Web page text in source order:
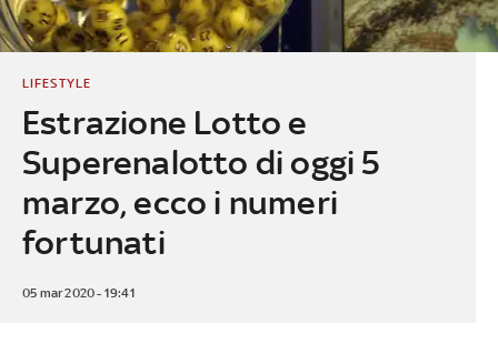
Estrazione Lotto e
Superenalotto di oggi 5
marzo, ecco i numeri
fortunati
LIFESTYLE
05 mar 2020 - 19:41